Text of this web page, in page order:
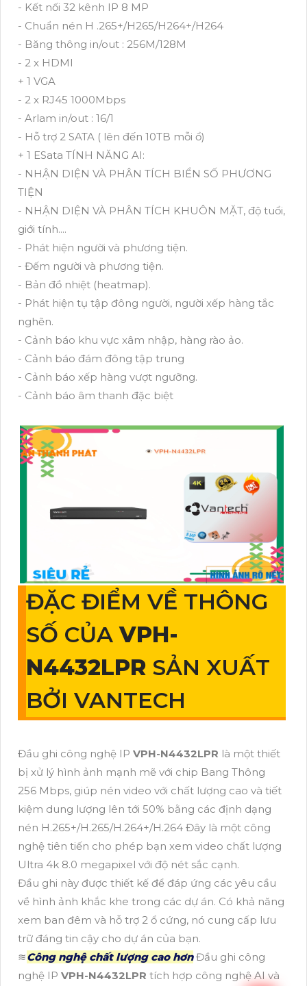
- Kết nối 32 kênh IP 8 MP
- Chuẩn nén H .265+/H265/H264+/H264
- Băng thông in/out : 256M/128M
- 2 x HDMI
+ 1 VGA
- 2 x RJ45 1000Mbps
- Arlam in/out : 16/1
- Hỗ trợ 2 SATA ( lên đến 10TB mỗi ổ)
+ 1 ESata TÍNH NĂNG AI:
- NHẬN DIỆN VÀ PHÂN TÍCH BIỂN SỐ PHƯƠNG
TIỆN
- NHẬN DIỆN VÀ PHÂN TÍCH KHUÔN MẶT, độ tuổi,
giới tính....
- Phát hiện người và phương tiện.
- Đếm người và phương tiện.
- Bản đồ nhiệt (heatmap).
- Phát hiện tụ tập đông người, người xếp hàng tắc
nghẽn.
- Cảnh báo khu vực xâm nhập, hàng rào ảo.
- Cảnh báo đám đông tập trung
- Cảnh báo xếp hàng vượt ngưỡng.
- Cảnh báo âm thanh đặc biệt
ĐẶC ĐIỂM VỀ THÔNG
SỐ CỦAVPH-
N4432LPR SẢN XUẤT
BỞI VANTECH
Đầu ghi công nghệ IP VPH-N4432LPR là một thiết
bị xử lý hình ảnh mạnh mẽ với chip Bang Thông
256 Mbps, giúp nén video với chất lượng cao và tiết
kiệm dung lượng lên tới 50% bằng các định dạng
nén H.265+/H.265/H.264+/H.264 Đây là một công
nghệ tiên tiến cho phép bạn xem video chất lượng
Ultra 4k 8.0 megapixel với độ nét sắc cạnh.
Đầu ghi này được thiết kế để đáp ứng các yêu cầu
về hình ảnh khắc khe trong các dự án. Có khả năng
xem ban đêm và hỗ trợ 2 ổ cứng, nó cung cấp lưu
trữ đáng tin cậy cho dự án của bạn.
≋Công nghệ chất lượng cao hơnĐầu ghi công
nghệ IP VPH-N4432LPR tích hợp công nghệ AI và